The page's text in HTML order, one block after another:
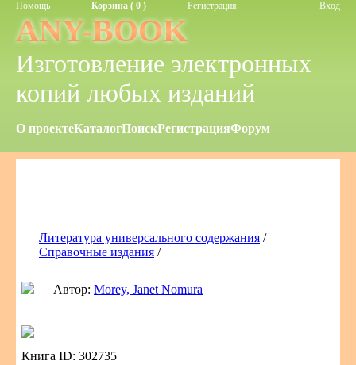
Помощь Корзина ( 0 ) Регистрация Вход
ANY-BOOK
Изготовление электронных
копий любых изданий
О проектеКаталогПоискРегистрацияФорум
Литература универсального содержания /
Справочные издания /
Автор: Morey, Janet Nomura
Книга ID: 302735